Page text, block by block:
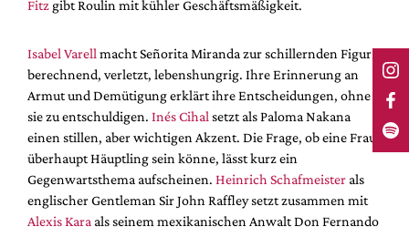
Fitz gibt Roulin mit kühler Geschäftsmäßigkeit.
Isabel Varell macht Señorita Miranda zur schillernden Figur:
berechnend, verletzt, lebenshungrig. Ihre Erinnerung an
Armut und Demütigung erklärt ihre Entscheidungen, ohne
sie zu entschuldigen. Inés Cihal setzt als Paloma Nakana
einen stillen, aber wichtigen Akzent. Die Frage, ob eine Frau
überhaupt Häuptling sein könne, lässt kurz ein
Gegenwartsthema aufscheinen. Heinrich Schafmeister als
englischer Gentleman Sir John Raffley setzt zusammen mit
Alexis Kara als seinem mexikanischen Anwalt Don Fernando